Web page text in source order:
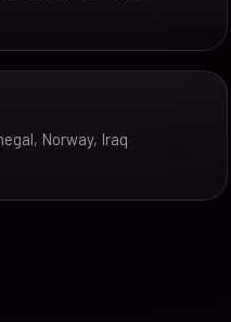
Norway, Iraq